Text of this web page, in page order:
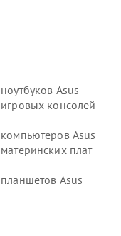
Asus
консолей
Asus
плат
Asus